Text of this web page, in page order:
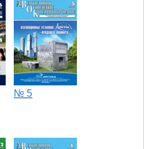
№ 5